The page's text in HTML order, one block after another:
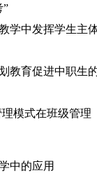
”
学中发挥学生主
教育促进中职生
理模式在班级管理
中的应用